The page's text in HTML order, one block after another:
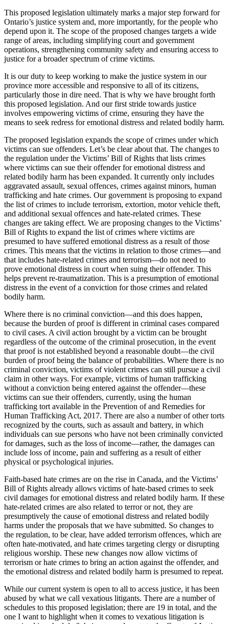
This proposed legislation ultimately marks a major step forward for
Ontario’s justice system and, more importantly, for the people who
depend upon it. The scope of the proposed changes targets a wide
range of areas, including simplifying court and government
operations, strengthening community safety and ensuring access to
justice for a broader spectrum of crime victims.
It is our duty to keep working to make the justice system in our
province more accessible and responsive to all of its citizens,
particularly those in dire need. That is why we have brought forth
this proposed legislation. And our first stride towards justice
involves empowering victims of crime, ensuring they have the
means to seek redress for emotional distress and related bodily harm.
The proposed legislation expands the scope of crimes under which
victims can sue offenders. Let’s be clear about that. The changes to
the regulation under the Victims’ Bill of Rights that lists crimes
where victims can sue their offender for emotional distress and
related bodily harm has been expanded. It currently only includes
aggravated assault, sexual offences, crimes against minors, human
trafficking and hate crimes. Our government is proposing to expand
the list of crimes to include terrorism, extortion, motor vehicle theft,
and additional sexual offences and hate-related crimes. These
changes are taking effect. We are proposing changes to the Victims’
Bill of Rights to expand the list of crimes where victims are
presumed to have suffered emotional distress as a result of those
crimes. This means that the victims in relation to those crimes—and
that includes hate-related crimes and terrorism—do not need to
prove emotional distress in court when suing their offender. This
helps prevent re-traumatization. This is a presumption of emotional
distress in the event of a conviction for those crimes and related
bodily harm.
Where there is no criminal conviction—and this does happen,
because the burden of proof is different in criminal cases compared
to civil cases. A civil action brought by a victim can be brought
regardless of the outcome of the criminal prosecution, in the event
that proof is not established beyond a reasonable doubt—the civil
burden of proof being the balance of probabilities. Where there is no
criminal conviction, victims of violent crimes can still pursue a civil
claim in other ways. For example, victims of human trafficking
without a conviction being entered against the offender—these
victims can sue their offenders, currently, using the human
trafficking tort available in the Prevention of and Remedies for
Human Trafficking Act, 2017. There are also a number of other torts
recognized by the courts, such as assault and battery, in which
individuals can sue persons who have not been criminally convicted
for damages, such as the loss of income—rather, the damages can
include loss of income, pain and suffering as a result of either
physical or psychological injuries.
Faith-based hate crimes are on the rise in Canada, and the Victims’
Bill of Rights already allows victims of hate-based crimes to seek
civil damages for emotional distress and related bodily harm. If these
hate-related crimes are also related to terror or not, they are
presumptively the cause of emotional distress and related bodily
harms under the proposals that we have submitted. So changes to
the regulation, to be clear, have added terrorism offences, which are
often hate-motivated, and hate crimes targeting clergy or disrupting
religious worship. These new changes now allow victims of
terrorism or hate crimes to bring an action against the offender, and
the emotional distress and related bodily harm is presumed to repeat.
While our current system is open to all to access justice, it has been
abused by what we call vexatious litigants. There are a number of
schedules to this proposed legislation; there are 19 in total, and the
one I want to highlight when it comes to vexatious litigation is